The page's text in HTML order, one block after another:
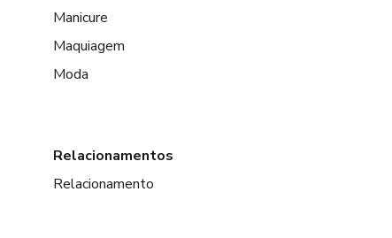
Manicure
Maquiagem
Moda
Relacionamentos
Relacionamento